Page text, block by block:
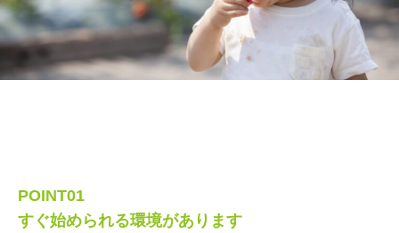
POINT01
すぐ始められる環境があります